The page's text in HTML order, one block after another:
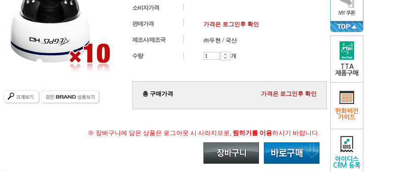
소비자가격
판매가격 가격은 로그인후 확인
제조사/제조국 ㈜두현 / 국산
수량 개
총 구매가격 가격은 로그인후 확인
※ 장바구니에 담은 상품은 로그아웃 시 사라지므로, 찜하기를 이용하시기 바랍니다.
TTA
제품구매
한화비전
가이드
아이디스
CRM 등록